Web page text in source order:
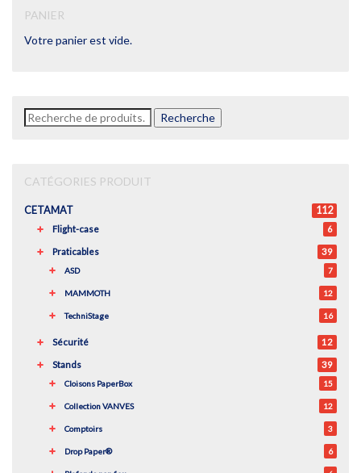
PANIER
Votre panier est vide.
Recherche
pour :
Recherche
CATÉGORIES PRODUIT
CETAMAT 112
Flight-case 6
Praticables 39
ASD 7
MAMMOTH 12
TechniStage 16
Sécurité 12
Stands 39
Cloisons PaperBox 15
Collection VANVES 12
Comptoirs 3
Drop Paper® 6